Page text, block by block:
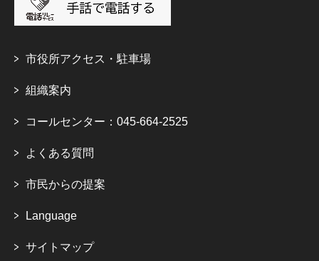
市役所アクセス・駐車場
組織案内
コールセンター：045-664-2525
よくある質問
市民からの提案
Language
サイトマップ